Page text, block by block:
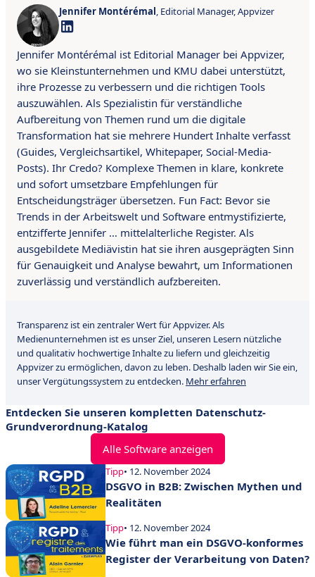
Jennifer Montérémal, Editorial Manager, Appvizer
Jennifer Montérémal ist Editorial Manager bei Appvizer,
wo sie Kleinstunternehmen und KMU dabei unterstützt,
ihre Prozesse zu verbessern und die richtigen Tools
auszuwählen. Als Spezialistin für verständliche
Aufbereitung von Themen rund um die digitale
Transformation hat sie mehrere Hundert Inhalte verfasst
(Guides, Vergleichsartikel, Whitepaper, Social-Media-
Posts). Ihr Credo? Komplexe Themen in klare, konkrete
und sofort umsetzbare Empfehlungen für
Entscheidungsträger übersetzen. Fun Fact: Bevor sie
Trends in der Arbeitswelt und Software entmystifizierte,
entzifferte Jennifer … mittelalterliche Register. Als
ausgebildete Mediävistin hat sie ihren ausgeprägten Sinn
für Genauigkeit und Analyse bewahrt, um Informationen
zuverlässig und verständlich aufzbereiten.
Transparenz ist ein zentraler Wert für Appvizer. Als
Medienunternehmen ist es unser Ziel, unseren Lesern nützliche
und qualitativ hochwertige Inhalte zu liefern und gleichzeitig
Appvizer zu ermöglichen, davon zu leben. Deshalb laden wir Sie ein,
unser Vergütungssystem zu entdecken. Mehr erfahren
Entdecken Sie unseren kompletten Datenschutz-
Grundverordnung-Katalog
Alle Software anzeigen
Tipp• 12. November 2024
DSGVO in B2B: Zwischen Mythen und
Realitäten
Tipp• 12. November 2024
Wie führt man ein DSGVO-konformes
Register der Verarbeitung von Daten?